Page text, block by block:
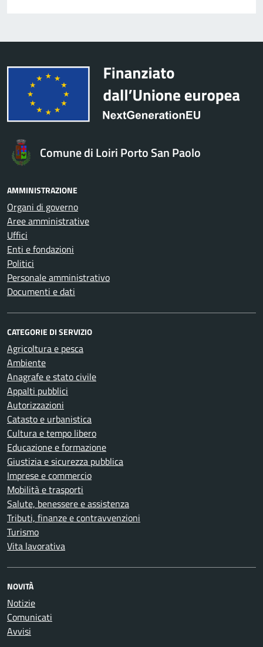
Comune di Loiri Porto San Paolo
AMMINISTRAZIONE
Organi di governo
Aree amministrative
Uffici
Enti e fondazioni
Politici
Personale amministrativo
Documenti e dati
CATEGORIE DI SERVIZIO
Agricoltura e pesca
Ambiente
Anagrafe e stato civile
Appalti pubblici
Autorizzazioni
Catasto e urbanistica
Cultura e tempo libero
Educazione e formazione
Giustizia e sicurezza pubblica
Imprese e commercio
Mobilità e trasporti
Salute, benessere e assistenza
Tributi, finanze e contravvenzioni
Turismo
Vita lavorativa
NOVITÀ
Notizie
Comunicati
Avvisi